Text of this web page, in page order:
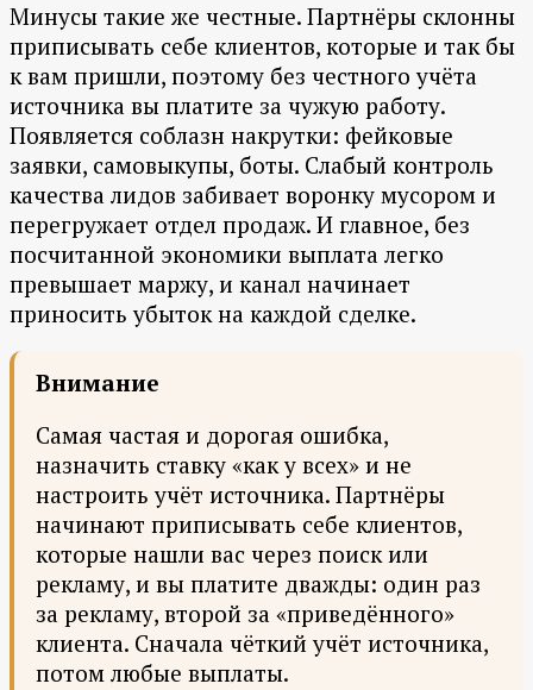
Минусы такие же честные. Партнёры склонны
приписывать себе клиентов, которые и так бы
к вам пришли, поэтому без честного учёта
источника вы платите за чужую работу.
Появляется соблазн накрутки: фейковые
заявки, самовыкупы, боты. Слабый контроль
качества лидов забивает воронку мусором и
перегружает отдел продаж. И главное, без
посчитанной экономики выплата легко
превышает маржу, и канал начинает
приносить убыток на каждой сделке.
Внимание
Самая частая и дорогая ошибка,
назначить ставку «как у всех» и не
настроить учёт источника. Партнёры
начинают приписывать себе клиентов,
которые нашли вас через поиск или
рекламу, и вы платите дважды: один раз
за рекламу, второй за «приведённого»
клиента. Сначала чёткий учёт источника,
потом любые выплаты.